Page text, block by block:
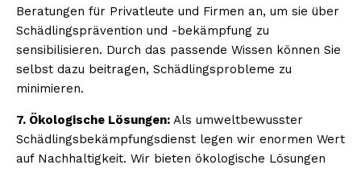
Beratungen für Privatleute und Firmen an, um sie über
Schädlingsprävention und -bekämpfung zu
sensibilisieren. Durch das passende Wissen können Sie
selbst dazu beitragen, Schädlingsprobleme zu
minimieren.
7. Ökologische Lösungen: Als umweltbewusster
Schädlingsbekämpfungsdienst legen wir enormen Wert
auf Nachhaltigkeit. Wir bieten ökologische Lösungen